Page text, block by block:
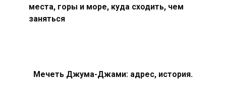
места, горы и море, куда сходить, чем
заняться
Мечеть Джума-Джами: адрес, история.